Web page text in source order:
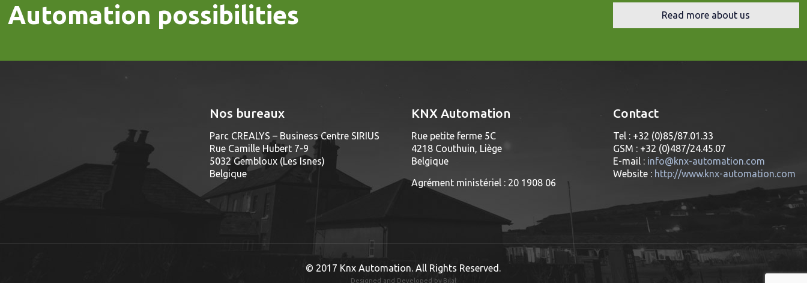
Automation possibilities Read more about us
Nos bureaux
Parc CREALYS – Business Centre SIRIUS
Rue Camille Hubert 7-9
5032 Gembloux (Les Isnes)
Belgique
KNX Automation
Rue petite ferme 5C
4218 Couthuin, Liège
Belgique
Agrément ministériel : 20 1908 06
Contact
Tel : +32 (0)85/87.01.33
GSM : +32 (0)487/24.45.07
E-mail : info@knx-automation.com
Website : http://www.knx-automation.com
© 2017 Knx Automation. All Rights Reserved.
Designed and Developed by Bilal